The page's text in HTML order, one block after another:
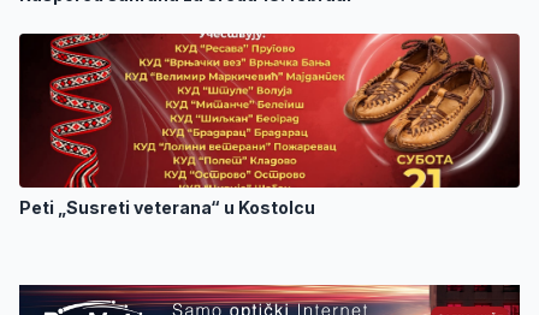
Peti „Susreti veterana“ u Kostolcu